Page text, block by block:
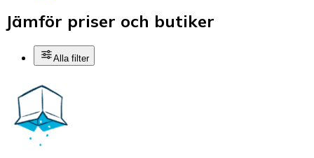
Jämför priser och butiker
Alla filter